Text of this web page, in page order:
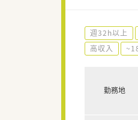
週32h以上
高収入
勤務地